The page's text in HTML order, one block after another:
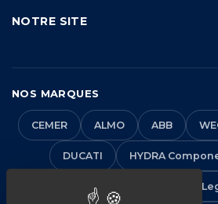
NOTRE SITE
NOS MARQUES
CEMER ALMO ABB
DUCATI HYDRA
EM Distribution